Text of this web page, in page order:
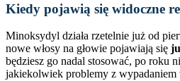
Kiedy pojawią się widoczne
Minoksydyl działa rzetelnie już od
nowe włosy na głowie pojawiają się
będziesz go nadal stosować, po roku
jakiekolwiek problemy z wypadaniem